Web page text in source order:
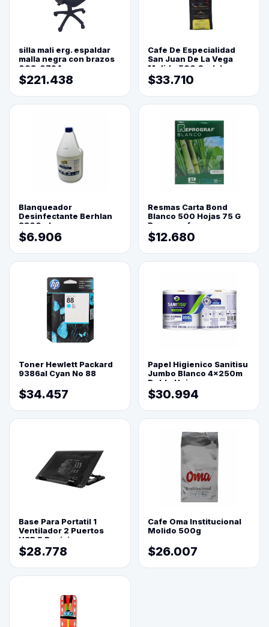
silla mali erg. espaldar
malla negra con brazos
003-0794
$221.438
Cafe De Especialidad
San Juan De La Vega
Molido 500 Grs(=)
$33.710
Blanqueador
Desinfectante Berhlan
3800ml
$6.906
Resmas Carta Bond
Blanco 500 Hojas 75 G
Reprograf.
$12.680
Toner Hewlett Packard
9386al Cyan No 88
$34.457
Papel Higienico Sanitisu
Jumbo Blanco 4x250m
Doble Hoja
$30.994
Base Para Portatil 1
Ventilador 2 Puertos
USB 5 Posiciones
$28.778
Cafe Oma Institucional
Molido 500g
$26.007